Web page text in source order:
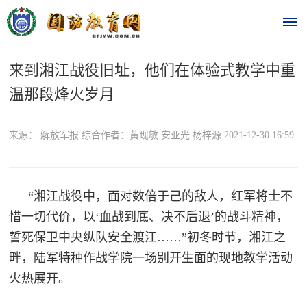
首
时
闻
时
政
热
来到湘江战役旧址，他们在体验式教学中重
温那段烽火岁月
来源： 解放军报 综合作者：黄现敏 安亚光 杨梓源 2021-12-30 16:59
“湘江战役中，面对数倍于己的敌人，红军将士不
惜一切代价，以‘血战到底、决不后退’的战斗精神，
誓死保卫中央纵队安全渡江……”初冬时节，湘江之
畔，陆军特种作战学院一场别开生面的现地教学活动
火热展开。